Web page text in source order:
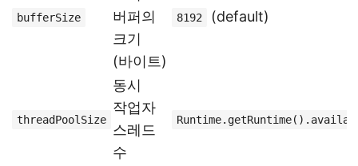
bufferSize
버퍼의
크기
(바이트)
8192 (default)
threadPoolSize
동시
작업자
스레드
수